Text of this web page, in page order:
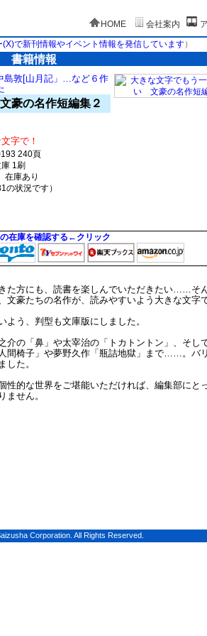
HOME 会社案内
(X)で新刊情報やイベント情報を発信しています）
書籍情報
島敦[山月記」…など６作
豪の名作短編集２
字で！
240頁
1刷
在庫あり
の状況です）
在庫を確認する←クリック
た方にも、読書を楽しんでいただきたい……そ
文豪たちの名作が、読みやすいよう大きな文字
よう、判型も文庫版にしました。
介の「鼻」や太宰治の「トカトントン」、そし
間椅子」や夢野久作「瓶詰地獄」まで……。バ
した。
性的な世界をご堪能いただければ、編集部にと
ません。
Corporation. All Rights Reserved.